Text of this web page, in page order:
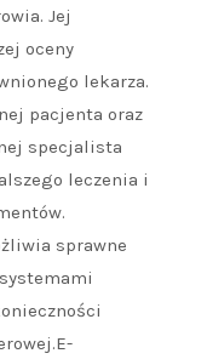
Jej
oceny
lekarza.
pacjenta oraz
specjalista
leczenia i
sprawne